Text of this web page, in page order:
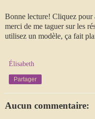
Bonne lecture! Cliquez pour
merci de me taguer sur les
utilisez un modèle, ça fait
Élisabeth
Partager
Aucun commentaire: